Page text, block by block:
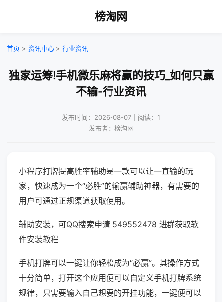
榜淘网
首页 > 资讯中心 > 行业资讯
独家运筹!手机微乐麻将赢的技巧_如何只赢
不输-行业资讯
发布时间：2026-08-07｜阅读：1
发布者：榜淘网
小程序打牌提高胜率辅助是一款可以让一直输的玩
家，快速成为一个“必胜”的输赢辅助神器，有需要的
用户可通过正规渠道获取使用。
辅助安装，可QQ搜索申请 549552478 进群获取软
件安装教程
手机打牌可以一键让你轻松成为“必赢”。其操作方式
十分简单，打开这个应用便可以自定义手机打牌系统
规律，只需要输入自己想要的开挂功能，一键便可以